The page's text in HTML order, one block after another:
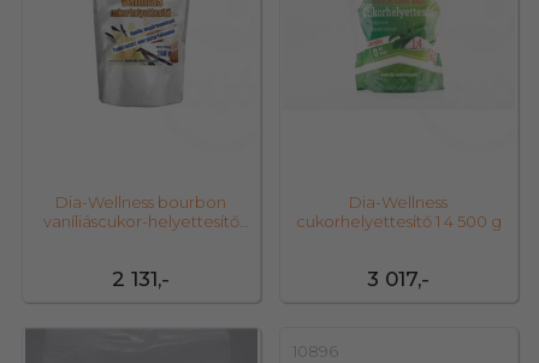
2 131,-
Dia-Wellness bourbon
vaníliáscukor-helyettesítő
3 017,-
Dia-Wellness
cukorhelyettesítő 1 4 500 g
10896